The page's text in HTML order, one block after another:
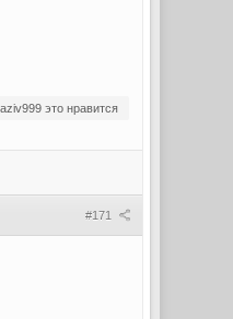
это нравится
#171